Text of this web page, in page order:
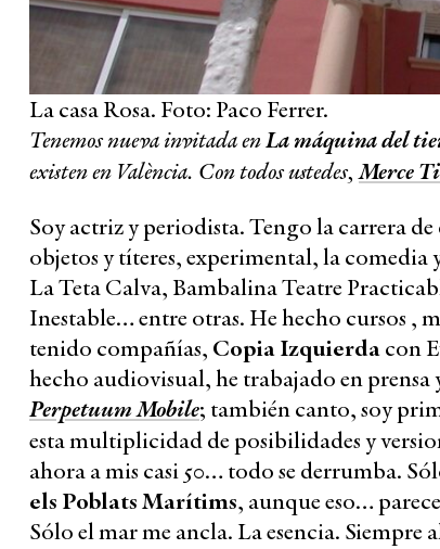
La casa Rosa. Foto: Paco Ferrer.
Tenemos nueva invitada enLa máquina del
existen en València. Con todos ustedes,Merce
Soy actriz y periodista. Tengo la carrera
objetos y títeres, experimental, la
La Teta Calva, Bambalina Teatre
Inestable… entre otras. He hecho cursos ,
tenido compañías, Copia Izquierdacon
hecho audiovisual, he trabajado en
Perpetuum Mobile; también canto, soy
esta multiplicidad de posibilidades y
ahora a mis casi 50… todo se derrumba.
els Poblats Marítims, aunque eso…
Sólo el mar me ancla. La esencia. Siempre